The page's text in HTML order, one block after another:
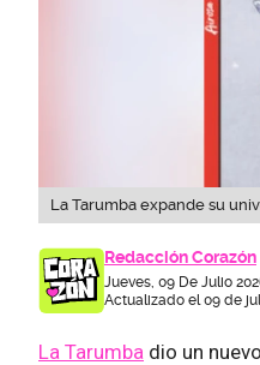
La Tarumba expande su
Redacción Corazón
Jueves, 09 De Julio
Actualizado el 09 de
La Tarumba dio un